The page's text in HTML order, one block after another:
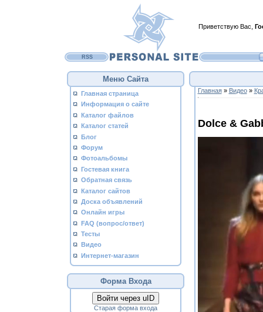
Приветствую Вас
RSS
Меню Сайта
Главная страница
Информация о сайте
Каталог файлов
Каталог статей
Блог
Форум
Фотоальбомы
Гостевая книга
Обратная связь
Каталог сайтов
Доска объявлений
Онлайн игры
FAQ (вопрос/ответ)
Тесты
Видео
Интернет-магазин
Форма Входа
Войти через uID
Старая форма входа
Главная» Видео»
Dolce &